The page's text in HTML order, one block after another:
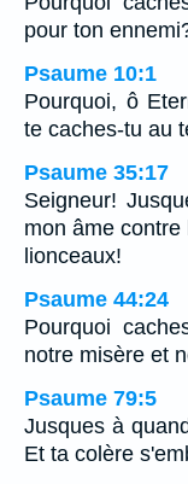
pour ton
Psaume 10:1
Pourquoi, ô
te caches-tu au
Psaume 35:17
Seigneur!
mon âme
lionceaux!
Psaume 44:24
Pourquoi
notre misère et
Psaume 79:5
Jusques à
Et ta colère